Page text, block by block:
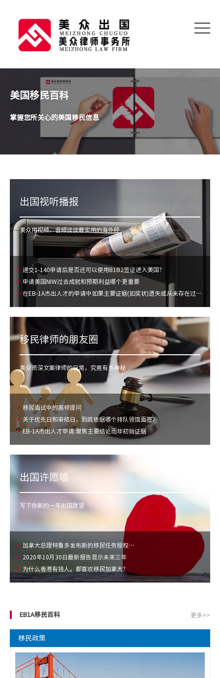
美国移民百科
掌握您所关心的美国移民信息
出国视听播报
美众用视频、音频谈谈最实用的海外经
递交1-140申请后是否还可以使用B1B2签证进入美国?
申请美国NIW过去成就和预期利益哪个更重要
在EB-1A杰出人才的申请中如果主要证据(如奖状)遗失或从未存在过应如何证明
移民律师的朋友圈
美众资深文案律师的日常，究竟有多神秘
移民面试中的高频提问
关于优先日和审结日，到底依据哪个排队领馆面签？
EB-1A杰出人才申请:聚焦主要结论而非初始证据
出国许愿墙
写下你新的一年出国愿望
加拿大总理特鲁多发布新的移民任务授权…
2020年10月30日最新报告显示未来三年
为什么香港有钱人。都喜欢移民加拿大?
EB1A移民百科 更多>>
移民政策